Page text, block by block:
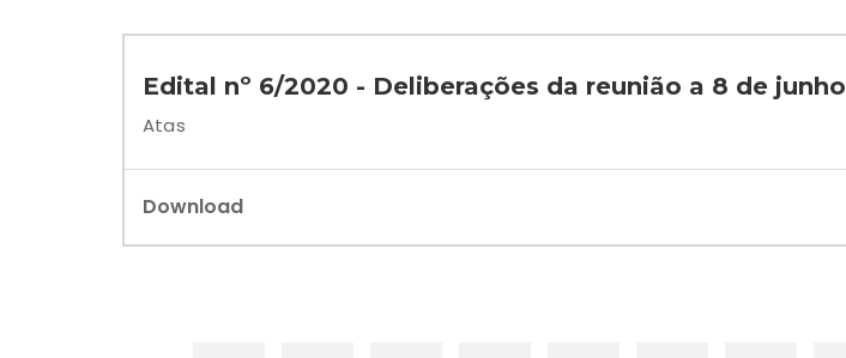
Edital nº 6/2020 - Deliberações da reunião a 8 de junho
Atas
Download